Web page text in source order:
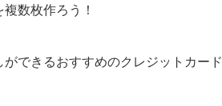
数枚作ろう！
できるおすすめのクレジットカード